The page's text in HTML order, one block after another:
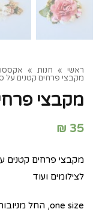
ראשי » חנות »
מקבצי פרחים קטנים על
מקבצי
35
₪
מקבצי פרחים קטנים
לצילומים ועוד
one size, החל מניובורן, נמתח